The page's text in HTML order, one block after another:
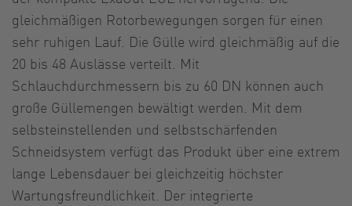
gleichmäßigen Rotorbewegungen sorgen für einen
sehr ruhigen Lauf. Die Gülle wird gleichmäßig auf die
20 bis 48 Auslässe verteilt. Mit
Schlauchdurchmessern bis zu 60 DN können auch
große Güllemengen bewältigt werden. Mit dem
selbsteinstellenden und selbstschärfenden
Schneidsystem verfügt das Produkt über eine extrem
lange Lebensdauer bei gleichzeitig höchster
Wartungsfreundlichkeit. Der integrierte